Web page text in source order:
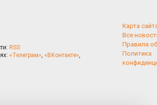
RSS
«Телеграм», «ВКонтакте»,
Карта
Все
Правила
Политика
cookies, которые применяются